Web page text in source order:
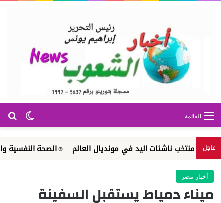
الوضع القائمة
عاجل ناشئات اليد في مونديال العالم الصحة النفسية والإرشاد
أخبار مصر
ميناء دمياط يستقبل السفينة